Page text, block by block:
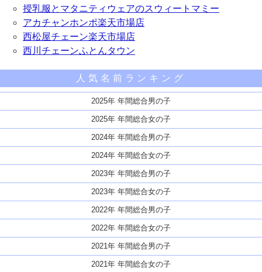
授乳服とマタニティウェアのスウィートマミー
アカチャンホンポ楽天市場店
西松屋チェーン楽天市場店
西川チェーンふとんタウン
人気名前ランキング
2025年 年間総合男の子
2025年 年間総合女の子
2024年 年間総合男の子
2024年 年間総合女の子
2023年 年間総合男の子
2023年 年間総合女の子
2022年 年間総合男の子
2022年 年間総合女の子
2021年 年間総合男の子
2021年 年間総合女の子